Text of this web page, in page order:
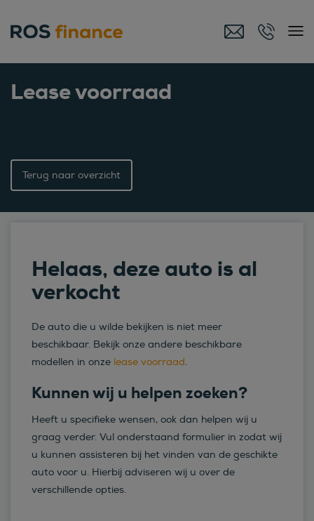
Lease voorraad
Terug naar overzicht
Helaas, deze auto is al
verkocht
De auto die u wilde bekijken is niet meer
beschikbaar. Bekijk onze andere beschikbare
modellen in onze lease voorraad.
Kunnen wij u helpen zoeken?
Heeft u specifieke wensen, ook dan helpen wij u
graag verder. Vul onderstaand formulier in zodat wij
u kunnen assisteren bij het vinden van de geschikte
auto voor u. Hierbij adviseren wij u over de
verschillende opties.